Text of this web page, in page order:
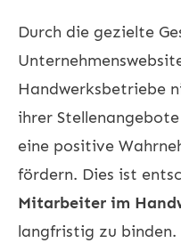
Durch die gezielte
Handwerksbetriebe
ihrer
eine positive
fördern. Dies ist
Mitarbeiter im
langfristig zu binden.